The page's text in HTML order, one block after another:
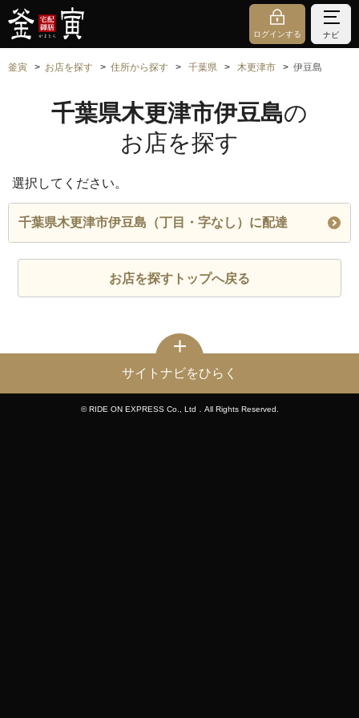
ログインする ナビ
釜寅 お店を探す 住所から探す 千葉県 木更津市 伊豆島
千葉県木更津市伊豆島の
お店を探す
選択してください。
千葉県木更津市伊豆島（丁目・字なし）に配達
お店を探すトップへ戻る
サイトナビをひらく
© RIDE ON EXPRESS Co., Ltd．All Rights Reserved.